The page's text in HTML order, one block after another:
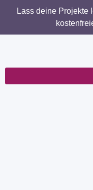
Lass deine Projekte